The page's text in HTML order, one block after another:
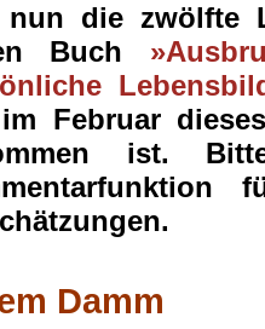
nun die zwölfte
Buch
Februar
ist.
Damm